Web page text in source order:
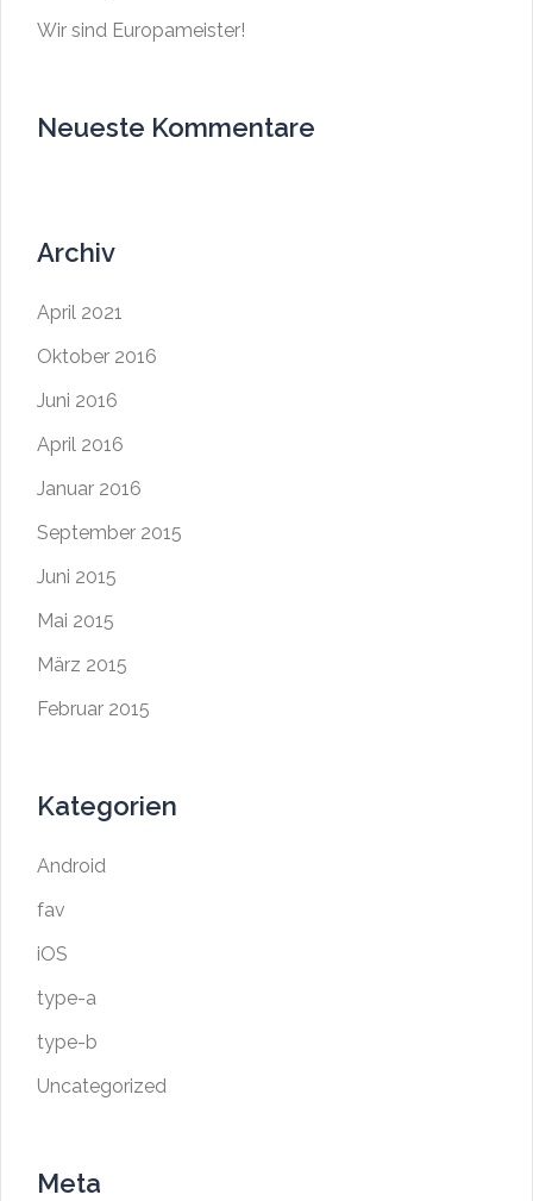
Wir sind Europameister!
Neueste Kommentare
Archiv
April 2021
Oktober 2016
Juni 2016
April 2016
Januar 2016
September 2015
Juni 2015
Mai 2015
März 2015
Februar 2015
Kategorien
Android
fav
iOS
type-a
type-b
Uncategorized
Meta